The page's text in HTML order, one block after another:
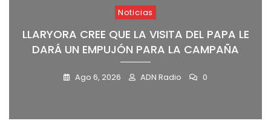
Noticias
LLARYORA CREE QUE LA VISITA DEL PAPA LE
DARÁ UN EMPUJÓN PARA LA CAMPAÑA
Ago 6, 2026 ADN Radio 0